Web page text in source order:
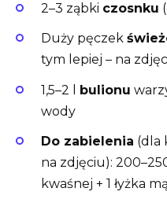
2–3 ząbki czosnku
Duży pęczek
tym lepiej – na
1,5–2 l bulionu
wody
Do zabielenia (dla
na zdjęciu):
kwaśnej + 1 łyżka